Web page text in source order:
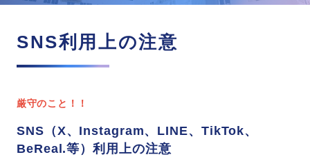
SNS利用上の注意
厳守のこと！！
SNS（X、Instagram、LINE、TikTok、
BeReal.等）利用上の注意